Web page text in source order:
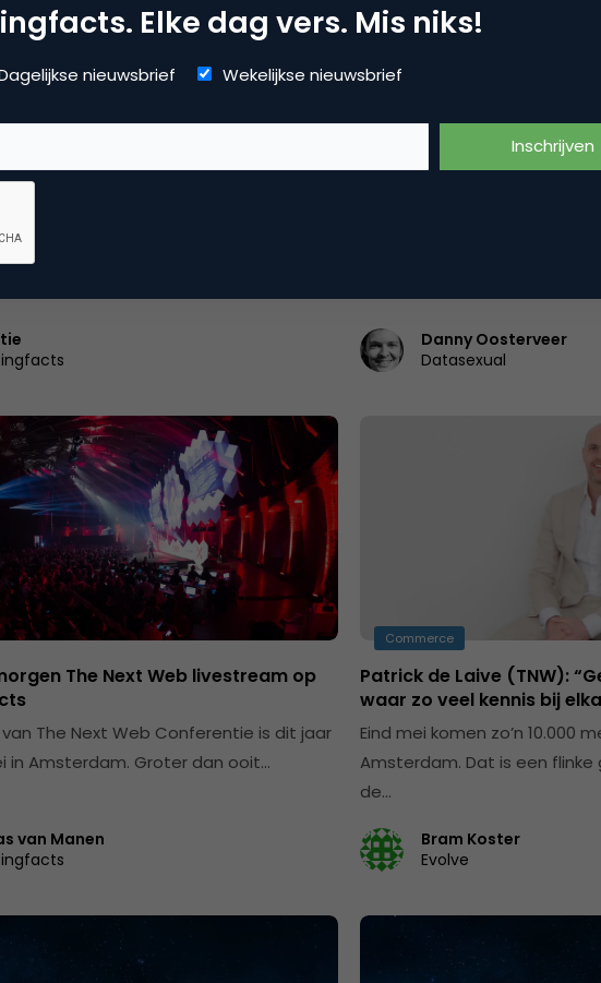
is erbij dus volg de blog
Robert Scoble over de
reality #TNWeurope
Robert Scoble heeft het
technologiegek vliegt de
leiders van
Danny Oosterveer
Datasexual
The Next Web livestream op
van The Next Web Conferentie is dit jaar
in Amsterdam. Groter dan ooit…
van Manen
Commerce
Patrick de Laive (TNW):
waar zo veel kennis bij
Eind mei komen zo’n 10.000
Amsterdam. Dat is een
de…
Bram Koster
Evolve
Elke dag vers. Mis niks!
nieuwsbrief Wekelijkse nieuwsbrief